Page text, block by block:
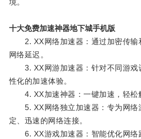
境。
十大免费加速神器地下城手机版
2. XX网络加速器：通过加密传输
网络延迟。
3. XX网游加速器：针对不同游戏
性化的加速体验。
4. XX加速神器：一键加速，轻松
5. XX网络独立加速器：专为网络
定、迅速的网络连接。
6. XX游戏加速器：智能优化网络